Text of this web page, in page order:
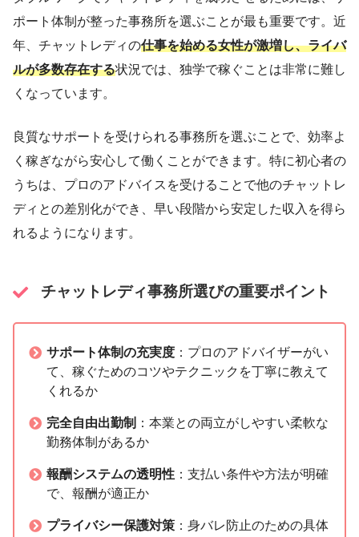
ポート体制が整った事務所を選ぶことが最も重要です。近
年、チャットレディの仕事を始める女性が激増し、ライバ
ルが多数存在する状況では、独学で稼ぐことは非常に難し
くなっています。
良質なサポートを受けられる事務所を選ぶことで、効率よ
く稼ぎながら安心して働くことができます。特に初心者の
うちは、プロのアドバイスを受けることで他のチャットレ
ディとの差別化ができ、早い段階から安定した収入を得ら
れるようになります。
チャットレディ事務所選びの重要ポイント
サポート体制の充実度 ：プロのアドバイザーがい
て、稼ぐためのコツやテクニックを丁寧に教えて
くれるか
完全自由出勤制 ：本業との両立がしやすい柔軟な
勤務体制があるか
報酬システムの透明性 ：支払い条件や方法が明確
で、報酬が適正か
プライバシー保護対策 ：身バレ防止のための具体